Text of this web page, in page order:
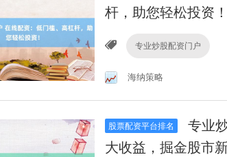
杆，助您轻松投资！
专业炒股配资门户
海纳策略
股票配资平台排名
专业
大收益，掘金股市